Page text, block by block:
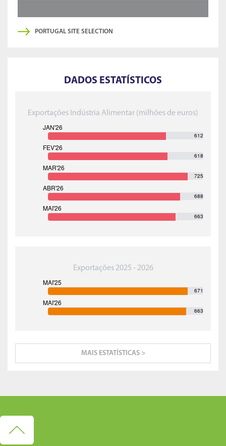
PORTUGAL SITE SELECTION
DADOS ESTATÍSTICOS
Exportações Indústria Alimentar (milhões de euros)
612
618
725
688
663
Exportações 2025 - 2026
671
663
MAIS ESTATÍSTICAS >